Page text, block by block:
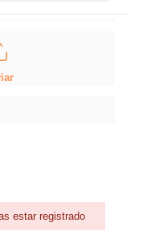
estar registrado